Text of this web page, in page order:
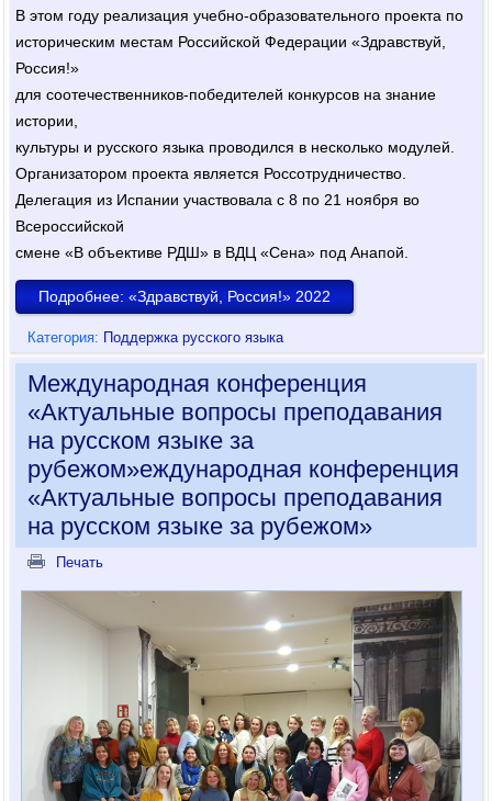
В этом году реализация учебно-образовательного проекта по
историческим местам Российской Федерации «Здравствуй,
Россия!»
для соотечественников-победителей конкурсов на знание
истории,
культуры и русского языка проводился в несколько модулей.
Организатором проекта является Россотрудничество.
Делегация из Испании участвовала с 8 по 21 ноября во
Всероссийской
смене «В объективе РДШ» в ВДЦ «Сена» под Анапой.
Подробнее: «Здравствуй, Россия!» 2022
Категория: Поддержка русского языка
Международная конференция
«Актуальные вопросы преподавания
на русском языке за
рубежом»еждународная конференция
«Актуальные вопросы преподавания
на русском языке за рубежом»
Печать